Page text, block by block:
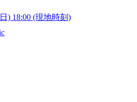
) 18:00 (現地時刻)